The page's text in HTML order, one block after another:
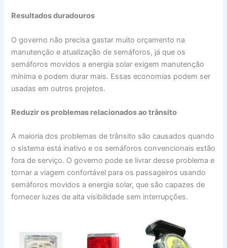
Resultados duradouros
O governo não precisa gastar muito orçamento na
manutenção e atualização de semáforos, já que os
semáforos movidos a energia solar exigem manutenção
mínima e podem durar mais. Essas economias podem ser
usadas em outros projetos.
Reduzir os problemas relacionados ao trânsito
A maioria dos problemas de trânsito são causados quando
o sistema está inativo e os semáforos convencionais estão
fora de serviço. O governo pode se livrar desse problema e
tornar a viagem confortável para os passageiros usando
semáforos movidos a energia solar, que são capazes de
fornecer luzes de alta visibilidade sem interrupções.